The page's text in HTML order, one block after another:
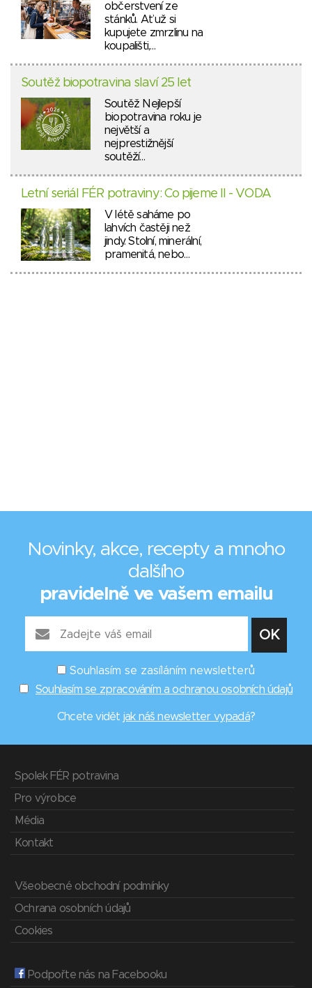
občerstvení ze
stánků. Ať už si
kupujete zmrzlinu na
koupališti,…
Soutěž biopotravina slaví 25 let
Soutěž Nejlepší
biopotravina roku je
největší a
nejprestižnější
soutěží…
Letní seriál FÉR potraviny: Co pijeme II - VODA
V létě saháme po
lahvích častěji než
jindy. Stolní, minerální,
pramenitá, nebo…
Novinky, akce, recepty a mnoho
dalšího
pravidelně ve vašem emailu
Souhlasím se zasíláním newsletterů
Souhlasím se zpracováním a ochranou osobních údajů
Chcete vidět jak náš newsletter vypadá?
Spolek FÉR potravina
Pro výrobce
Média
Kontakt
Všeobecné obchodní podmínky
Ochrana osobních údajů
Cookies
Podpořte nás na Facebooku